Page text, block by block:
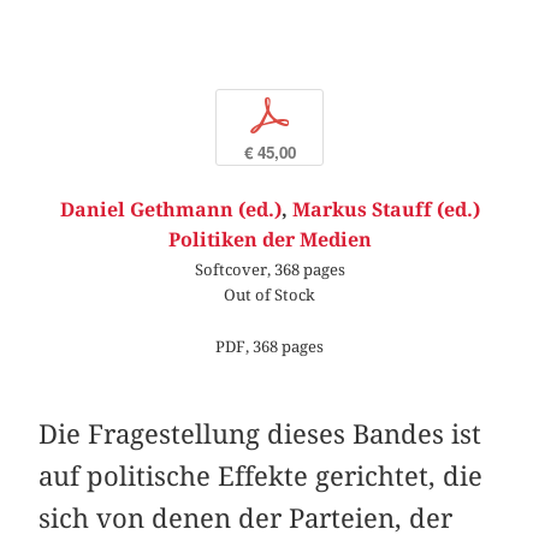
p
€ 45,00
Daniel Gethmann (ed.), Markus Stauff (ed.)
Politiken der Medien
Softcover, 368 pages
Out of Stock
PDF, 368 pages
Die Fragestellung dieses Bandes ist
auf politische Effekte gerichtet, die
sich von denen der Parteien, der